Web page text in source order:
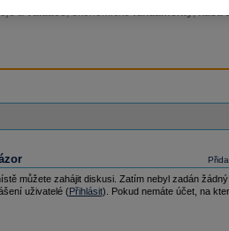
avaluace, ekonomickéfundamenty,
můžete zahájit diskusi. Zatím nebyl zadán
uživatelé (Přihlásit). Pokud nemáte účet, na